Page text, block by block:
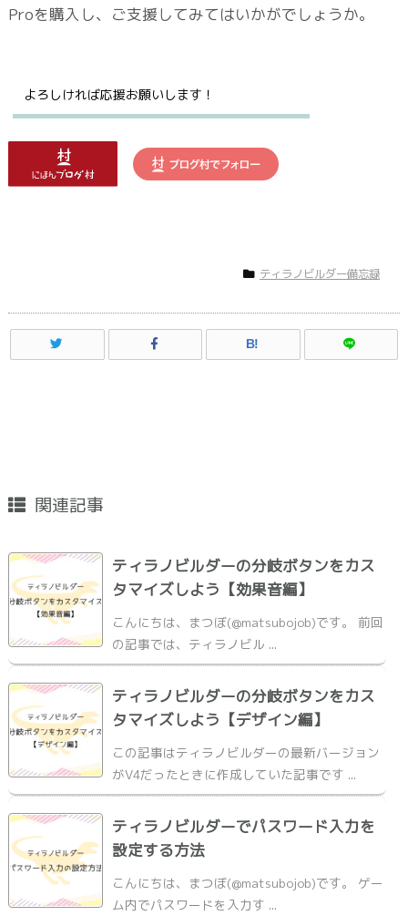
Proを購入し、ご支援してみてはいかがでしょうか。
よろしければ応援お願いします！
ティラノビルダー備忘録
B!
関連記事
ティラノビルダーの分岐ボタンをカス
タマイズしよう【効果音編】
こんにちは、まつぼ(@matsubojob)です。 前回
の記事では、ティラノビル ...
ティラノビルダーの分岐ボタンをカス
タマイズしよう【デザイン編】
この記事はティラノビルダーの最新バージョン
がV4だったときに作成していた記事です ...
ティラノビルダーでパスワード入力を
設定する方法
こんにちは、まつぼ(@matsubojob)です。 ゲー
ム内でパスワードを入力す ...